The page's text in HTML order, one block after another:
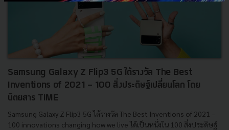
Samsung Galaxy Z Flip3 5G ได้รางวัล The Best
Inventions of 2021 - 100 สิ่งประดิษฐ์เปลี่ยนโลก โดย
นิตยสาร TIME
Samsung Galaxy Z Flip3 5G ได้รางวัล The Best Inventions of 2021 –
100 innovations changing how we live ได้เป็นหนึ่งใน 100 สิ่งประดิษฐ์